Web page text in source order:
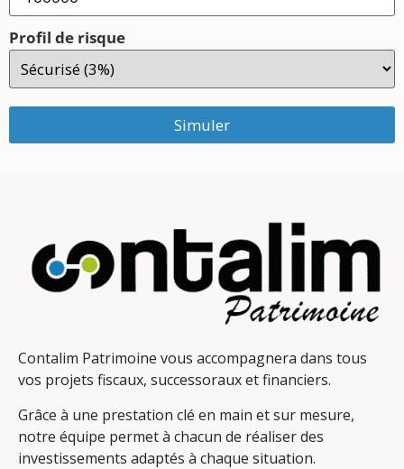
Profil de risque
Simuler
Contalim Patrimoine vous accompagnera dans tous
vos projets fiscaux, successoraux et financiers.
Grâce à une prestation clé en main et sur mesure,
notre équipe permet à chacun de réaliser des
investissements adaptés à chaque situation.